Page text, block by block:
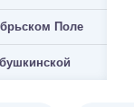
Поле